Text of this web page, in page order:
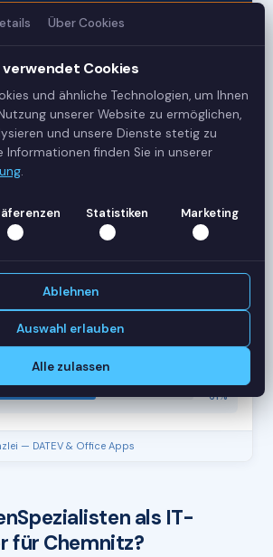
Server
42
Status
62%
61%
— DATEV & Office Apps
als IT-
für Chemnitz?
Über Cookies
Cookies
und ähnliche Technologien, um Ihnen
unserer Website zu ermöglichen,
und unsere Dienste stetig zu
Informationen finden Sie in unserer
.
Statistiken Marketing
Ablehnen
Auswahl erlauben
Alle zulassen